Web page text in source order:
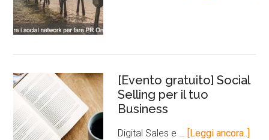
[Evento gratuito] Social
Selling per il tuo
Business
Digital Sales e … [Leggi ancora..]